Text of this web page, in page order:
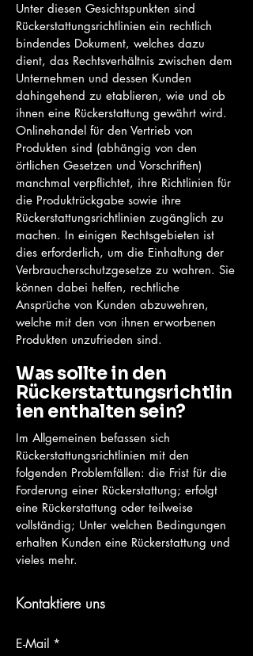
Unter diesen Gesichtspunkten sind
Rückerstattungsrichtlinien ein rechtlich
bindendes Dokument, welches dazu
dient, das Rechtsverhältnis zwischen dem
Unternehmen und dessen Kunden
dahingehend zu etablieren, wie und ob
ihnen eine Rückerstattung gewährt wird.
Onlinehandel für den Vertrieb von
Produkten sind (abhängig von den
örtlichen Gesetzen und Vorschriften)
manchmal verpflichtet, ihre Richtlinien für
die Produktrückgabe sowie ihre
Rückerstattungsrichtlinien zugänglich zu
machen. In einigen Rechtsgebieten ist
dies erforderlich, um die Einhaltung der
Verbraucherschutzgesetze zu wahren. Sie
können dabei helfen, rechtliche
Ansprüche von Kunden abzuwehren,
welche mit den von ihnen erworbenen
Produkten unzufrieden sind.
Was sollte in den
Rückerstattungsrichtlin
ien enthalten sein?
Im Allgemeinen befassen sich
Rückerstattungsrichtlinien mit den
folgenden Problemfällen: die Frist für die
Forderung einer Rückerstattung; erfolgt
eine Rückerstattung oder teilweise
vollständig; Unter welchen Bedingungen
erhalten Kunden eine Rückerstattung und
vieles mehr.
Kontaktiere uns
E-Mail *